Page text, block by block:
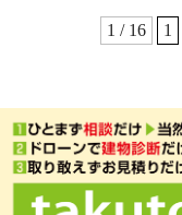
1 / 16 1